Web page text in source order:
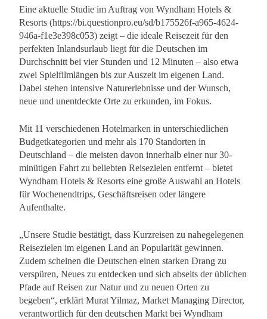
Eine aktuelle Studie im Auftrag von Wyndham Hotels &
Resorts (https://bi.questionpro.eu/sd/b175526f-a965-4624-
946a-f1e3e398c053) zeigt – die ideale Reisezeit für den
perfekten Inlandsurlaub liegt für die Deutschen im
Durchschnitt bei vier Stunden und 12 Minuten – also etwa
zwei Spielfilmlängen bis zur Auszeit im eigenen Land.
Dabei stehen intensive Naturerlebnisse und der Wunsch,
neue und unentdeckte Orte zu erkunden, im Fokus.
Mit 11 verschiedenen Hotelmarken in unterschiedlichen
Budgetkategorien und mehr als 170 Standorten in
Deutschland – die meisten davon innerhalb einer nur 30-
minütigen Fahrt zu beliebten Reisezielen entfernt – bietet
Wyndham Hotels & Resorts eine große Auswahl an Hotels
für Wochenendtrips, Geschäftsreisen oder längere
Aufenthalte.
„Unsere Studie bestätigt, dass Kurzreisen zu nahegelegenen
Reisezielen im eigenen Land an Popularität gewinnen.
Zudem scheinen die Deutschen einen starken Drang zu
verspüren, Neues zu entdecken und sich abseits der üblichen
Pfade auf Reisen zur Natur und zu neuen Orten zu
begeben“, erklärt Murat Yilmaz, Market Managing Director,
verantwortlich für den deutschen Markt bei Wyndham